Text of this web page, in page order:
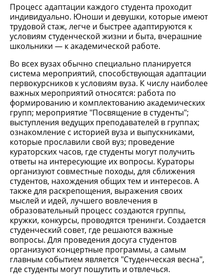
Процесс адаптации каждого студента проходит
индивидуально. Юноши и девушки, которые имеют
трудовой стаж, легче и быстрее адаптируются к
условиям студенческой жизни и быта, вчерашние
школьники — к академической работе.
Во всех вузах обычно специально планируется
система мероприятий, способствующая адаптации
первокурсников к условиям вуза. К числу наиболее
важных мероприятий относятся: работа по
формированию и комплектованию академических
групп; мероприятие "Посвящение в студенты";
выступления ведущих преподавателей в группах;
ознакомление с историей вуза и выпускниками,
которые прославили свой вуз; проведение
кураторских часов, где студенты могут получить
ответы на интересующие их вопросы. Кураторы
организуют совместные походы, для сближения
студентов, нахождения общих тем и интересов. А
также для раскрепощения, выражения своих
мыслей и идей, лучшего вовлечения в
образовательный процесс создаются группы,
кружки, конкурсы, проводятся тренинги. Создается
студенческий совет, где решаются важные
вопросы. Для проведения досуга студентов
организуют концертные программы, а самым
главным событием является "Студенческая весна",
где студенты могут пошутить и отвлечься.